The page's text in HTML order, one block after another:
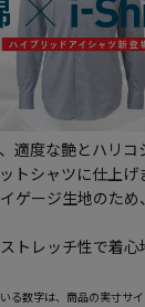
適度な艶とハリ
トシャツに仕上げ
ゲージ生地のた
トレッチ性で着心
る数字は、商品の実寸サイ